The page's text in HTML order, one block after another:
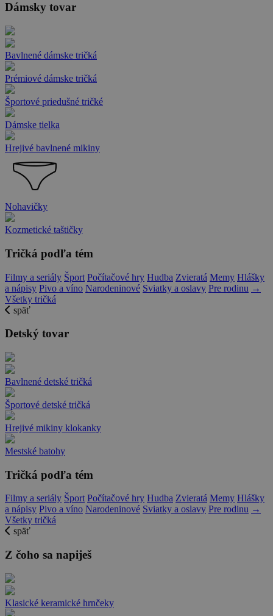
Dámsky tovar
Bavlnené dámske tričká
Prémiové dámske tričká
Športové priedušné tričké
Dámske tielka
Hrejivé bavlnené mikiny
Nohavičky
Kozmetické taštičky
Tričká podľa tém
Filmy a seriály Šport Počítačové hry Hudba Zvieratá Memy Hlášky
a nápisy Pivo a víno Narodeninové Sviatky a oslavy Pre rodinu →
Všetky tričká
späť
Detský tovar
Bavlnené detské tričká
Športové detské tričká
Hrejivé mikiny klokanky
Mestské batohy
Tričká podľa tém
Filmy a seriály Šport Počítačové hry Hudba Zvieratá Memy Hlášky
a nápisy Pivo a víno Narodeninové Sviatky a oslavy Pre rodinu →
Všetky tričká
späť
Z čoho sa napiješ
Klasické keramické hrnčeky